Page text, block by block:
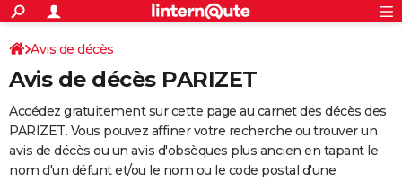
ACTUALITÉS
Politique
Société
Faits Divers
Education
Monde
Villes
+
SPORT
Coupe du monde 2026
Football
Tennis
Cyclisme
Rugby
Forum
Programme TV
TNT
Streaming
Cinéma
Sorties cinéma
Musique
+
FINANCE
Retraite
Epargne
Immobilier
Risques naturels par ville
Banque
Assurance
AUTO
Avis de décès
Avis de décès PARIZET
Accédez gratuitement sur cette page au carnet des décès des
PARIZET. Vous pouvez affiner votre recherche ou trouver un
avis de décès ou un avis d'obsèques plus ancien en tapant le
nom d'un défunt et/ou le nom ou le code postal d'une